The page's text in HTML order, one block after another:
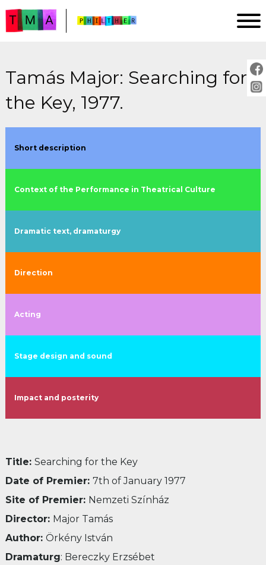
HOMEPAGE
ANALYSIS
Tamás Major: Searching for
the Key, 1977.
Short description
Context of the Performance in Theatrical Culture
Dramatic text, dramaturgy
Direction
Acting
Stage design and sound
Impact and posterity
Title: Searching for the Key
Date of Premier: 7th of January 1977
Site of Premier: Nemzeti Színház
Director: Major Tamás
Author: Örkény István
Dramaturg: Bereczky Erzsébet